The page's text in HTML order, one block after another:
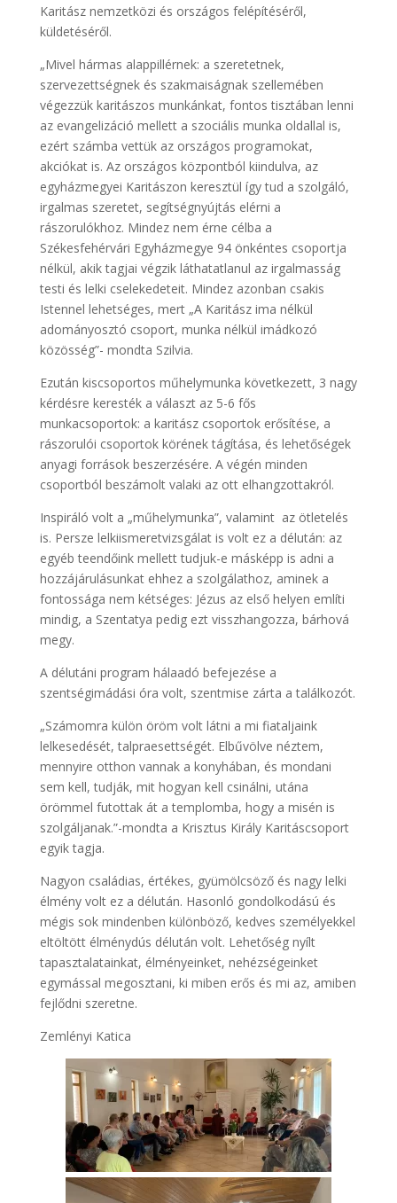
Karitász nemzetközi és országos felépítéséről,
küldetéséről.
„Mivel hármas alappillérnek: a szeretetnek,
szervezettségnek és szakmaiságnak szellemében
végezzük karitászos munkánkat, fontos tisztában lenni
az evangelizáció mellett a szociális munka oldallal is,
ezért számba vettük az országos programokat,
akciókat is. Az országos központból kiindulva, az
egyházmegyei Karitászon keresztül így tud a szolgáló,
irgalmas szeretet, segítségnyújtás elérni a
rászorulókhoz. Mindez nem érne célba a
Székesfehérvári Egyházmegye 94 önkéntes csoportja
nélkül, akik tagjai végzik láthatatlanul az irgalmasság
testi és lelki cselekedeteit. Mindez azonban csakis
Istennel lehetséges, mert „A Karitász ima nélkül
adományosztó csoport, munka nélkül imádkozó
közösség”- mondta Szilvia.
Ezután kiscsoportos műhelymunka következett, 3 nagy
kérdésre keresték a választ az 5-6 fős
munkacsoportok: a karitász csoportok erősítése, a
rászorulói csoportok körének tágítása, és lehetőségek
anyagi források beszerzésére. A végén minden
csoportból beszámolt valaki az ott elhangzottakról.
Inspiráló volt a „műhelymunka”, valamint az ötletelés
is. Persze lelkiismeretvizsgálat is volt ez a délután: az
egyéb teendőink mellett tudjuk-e másképp is adni a
hozzájárulásunkat ehhez a szolgálathoz, aminek a
fontossága nem kétséges: Jézus az első helyen említi
mindig, a Szentatya pedig ezt visszhangozza, bárhová
megy.
A délutáni program hálaadó befejezése a
szentségimádási óra volt, szentmise zárta a találkozót.
„Számomra külön öröm volt látni a mi fiataljaink
lelkesedését, talpraesettségét. Elbűvölve néztem,
mennyire otthon vannak a konyhában, és mondani
sem kell, tudják, mit hogyan kell csinálni, utána
örömmel futottak át a templomba, hogy a misén is
szolgáljanak.”-mondta a Krisztus Király Karitáscsoport
egyik tagja.
Nagyon családias, értékes, gyümölcsöző és nagy lelki
élmény volt ez a délután. Hasonló gondolkodású és
mégis sok mindenben különböző, kedves személyekkel
eltöltött élménydús délután volt. Lehetőség nyílt
tapasztalatainkat, élményeinket, nehézségeinket
egymással megosztani, ki miben erős és mi az, amiben
fejlődni szeretne.
Zemlényi Katica